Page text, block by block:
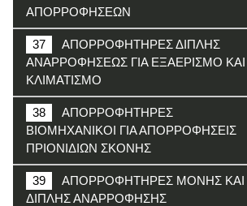
ΑΠΟΡΡΟΦΗΣΕΩΝ
37
ΑΠΟΡΡΟΦΗΤΗΡΕΣ ΔΙΠΛΗΣ
ΑΝΑΡΡΟΦΗΣΕΩΣ ΓΙΑ ΕΞΑΕΡΙΣΜΟ ΚΑΙ
ΚΛΙΜΑΤΙΣΜΟ
38
ΑΠΟΡΡΟΦΗΤΗΡΕΣ
ΒΙΟΜΗΧΑΝΙΚΟΙ ΓΙΑ ΑΠΟΡΡΟΦΗΣΕΙΣ
ΠΡΙΟΝΙΔΙΩΝ ΣΚΟΝΗΣ
39
ΑΠΟΡΡΟΦΗΤΗΡΕΣ ΜΟΝΗΣ ΚΑΙ
ΔΙΠΛΗΣ ΑΝΑΡΡΟΦΗΣΗΣ